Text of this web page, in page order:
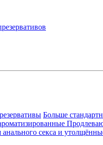
Больше
анального секса и